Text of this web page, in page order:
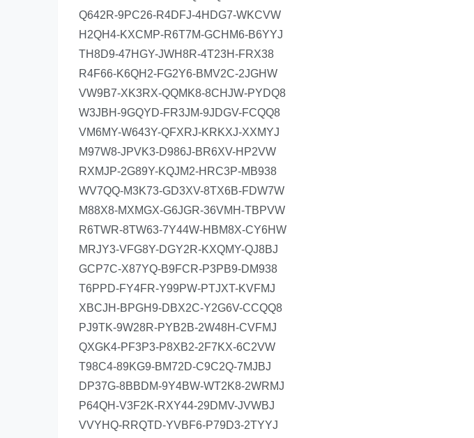
Q642R-9PC26-R4DFJ-4HDG7-WKCVW
H2QH4-KXCMP-R6T7M-GCHM6-B6YYJ
TH8D9-47HGY-JWH8R-4T23H-FRX38
R4F66-K6QH2-FG2Y6-BMV2C-2JGHW
VW9B7-XK3RX-QQMK8-8CHJW-PYDQ8
W3JBH-9GQYD-FR3JM-9JDGV-FCQQ8
VM6MY-W643Y-QFXRJ-KRKXJ-XXMYJ
M97W8-JPVK3-D986J-BR6XV-HP2VW
RXMJP-2G89Y-KQJM2-HRC3P-MB938
WV7QQ-M3K73-GD3XV-8TX6B-FDW7W
M88X8-MXMGX-G6JGR-36VMH-TBPVW
R6TWR-8TW63-7Y44W-HBM8X-CY6HW
MRJY3-VFG8Y-DGY2R-KXQMY-QJ8BJ
GCP7C-X87YQ-B9FCR-P3PB9-DM938
T6PPD-FY4FR-Y99PW-PTJXT-KVFMJ
XBCJH-BPGH9-DBX2C-Y2G6V-CCQQ8
PJ9TK-9W28R-PYB2B-2W48H-CVFMJ
QXGK4-PF3P3-P8XB2-2F7KX-6C2VW
T98C4-89KG9-BM72D-C9C2Q-7MJBJ
DP37G-8BBDM-9Y4BW-WT2K8-2WRMJ
P64QH-V3F2K-RXY44-29DMV-JVWBJ
VVYHQ-RRQTD-YVBF6-P79D3-2TYYJ